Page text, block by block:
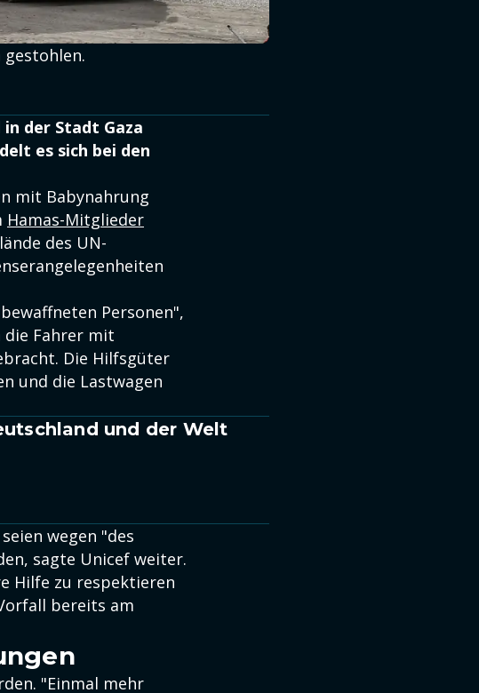
der Stadt Gaza
es sich bei den
mit Babynahrung
Hamas-Mitglieder
des UN-
Personen",
die Fahrer mit
Die Hilfsgüter
und die Lastwagen
und der Welt
wegen "des
sagte Unicef weiter.
Hilfe zu respektieren
bereits am
"Einmal mehr